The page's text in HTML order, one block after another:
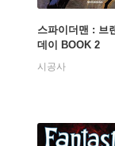
스파이더맨 : 브
데이 BOOK 2
시공사